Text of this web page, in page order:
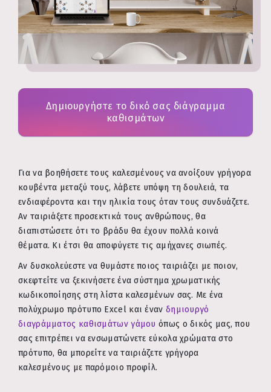
Δημιουργήστε το δικό σας διάγραμμα
καθισμάτων
Για να βοηθήσετε τους καλεσμένους να ανοίξουν γρήγορα
κουβέντα μεταξύ τους, λάβετε υπόψη τη δουλειά, τα
ενδιαφέροντα και την ηλικία τους όταν τους συνδυάζετε.
Αν ταιριάξετε προσεκτικά τους ανθρώπους, θα
διαπιστώσετε ότι το βράδυ θα έχουν πολλά κοινά
θέματα. Κι έτσι θα αποφύγετε τις αμήχανες σιωπές.
Αν δυσκολεύεστε να θυμάστε ποιος ταιριάζει με ποιον,
σκεφτείτε να ξεκινήσετε ένα σύστημα χρωματικής
κωδικοποίησης στη λίστα καλεσμένων σας. Με ένα
πολύχρωμο πρότυπο Excel και έναν δημιουργό
διαγράμματος καθισμάτων γάμου όπως ο δικός μας, που
σας επιτρέπει να ενσωματώνετε εύκολα χρώματα στο
πρότυπο, θα μπορείτε να ταιριάζετε γρήγορα
καλεσμένους με παρόμοιο προφίλ.